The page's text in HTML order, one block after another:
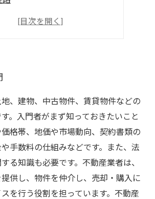
、建物、中古物件、賃貸物件などの
。入門者がまず知っておきたいこと
格帯、地価や市場動向、契約書類の
手数料の仕組みなどです。また、法
る知識も必要です。不動産業者は、
供し、物件を仲介し、売却・購入に
を行う役割を担っています。不動産